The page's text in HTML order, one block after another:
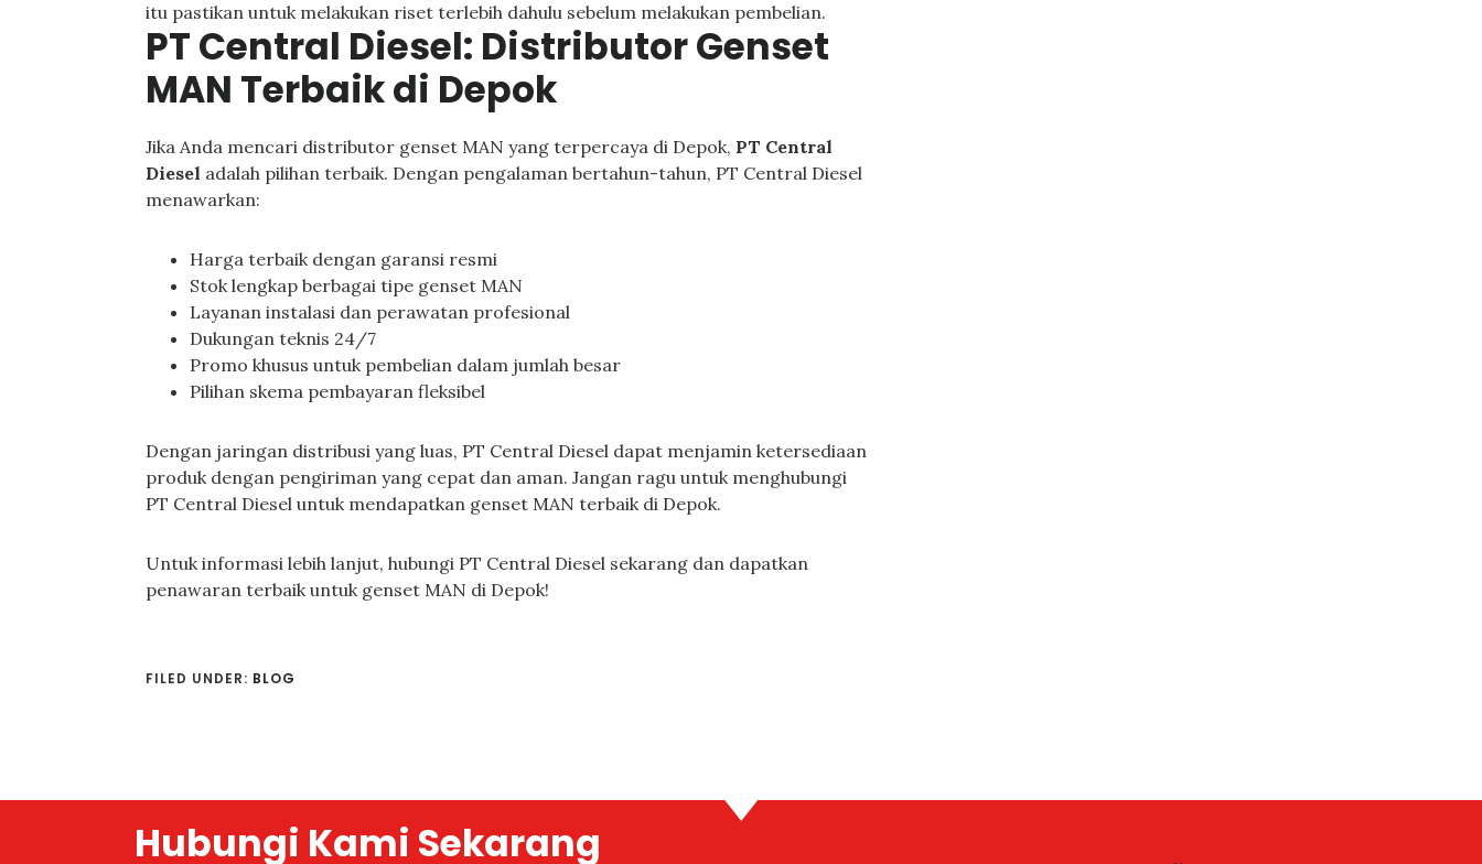
itu pastikan untuk melakukan riset terlebih dahulu sebelum melakukan pembelian.
PT Central Diesel: Distributor Genset
MAN Terbaik di Depok
Jika Anda mencari distributor genset MAN yang terpercaya di Depok, PT Central
Diesel adalah pilihan terbaik. Dengan pengalaman bertahun-tahun, PT Central Diesel
menawarkan:
Harga terbaik dengan garansi resmi
Stok lengkap berbagai tipe genset MAN
Layanan instalasi dan perawatan profesional
Dukungan teknis 24/7
Promo khusus untuk pembelian dalam jumlah besar
Pilihan skema pembayaran fleksibel
Dengan jaringan distribusi yang luas, PT Central Diesel dapat menjamin ketersediaan
produk dengan pengiriman yang cepat dan aman. Jangan ragu untuk menghubungi
PT Central Diesel untuk mendapatkan genset MAN terbaik di Depok.
Untuk informasi lebih lanjut, hubungi PT Central Diesel sekarang dan dapatkan
penawaran terbaik untuk genset MAN di Depok!
FILED UNDER: BLOG
Hubungi Kami Sekarang